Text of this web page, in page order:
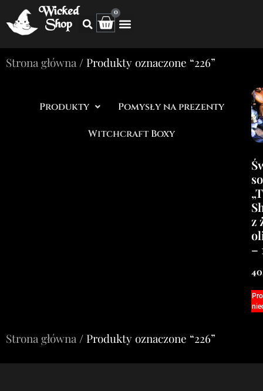
Wicked
Shop
0
Strona główna / Produkty oznaczone “226”
Produkty Pomysły na prezenty
Witchcraft Boxy
z
–
Strona główna / Produkty oznaczone “226”